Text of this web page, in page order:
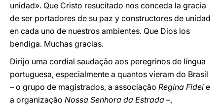
unidad». Que Cristo resucitado nos conceda la gracia
de ser portadores de su paz y constructores de unidad
en cada uno de nuestros ambientes. Que Dios los
bendiga. Muchas gracias.
Dirijo uma cordial saudação aos peregrinos de língua
portuguesa, especialmente a quantos vieram do Brasil
– o grupo de magistrados, a associação Regina Fidei e
a organização Nossa Senhora da Estrada –,